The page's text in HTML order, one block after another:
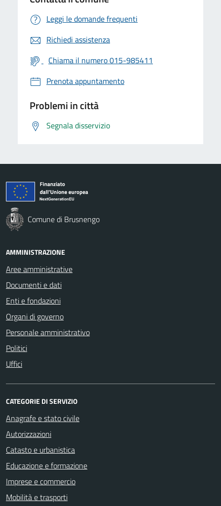
Leggi le domande frequenti
Richiedi assistenza
Chiama il numero 015-985411
Prenota appuntamento
Problemi in città
Segnala disservizio
Comune di Brusnengo
AMMINISTRAZIONE
Aree amministrative
Documenti e dati
Enti e fondazioni
Organi di governo
Personale amministrativo
Politici
Uffici
CATEGORIE DI SERVIZIO
Anagrafe e stato civile
Autorizzazioni
Catasto e urbanistica
Educazione e formazione
Imprese e commercio
Mobilità e trasporti